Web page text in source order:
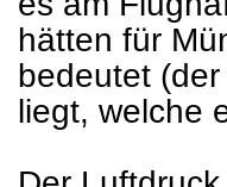
hätten für
bedeutet
liegt, welche